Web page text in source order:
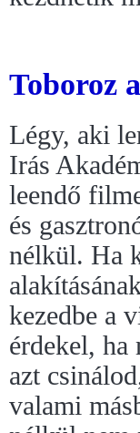
Toboroz
Légy, aki
Irás
leendő
és
nélkül. Ha
kezedbe a
érdekel, ha
azt
valami